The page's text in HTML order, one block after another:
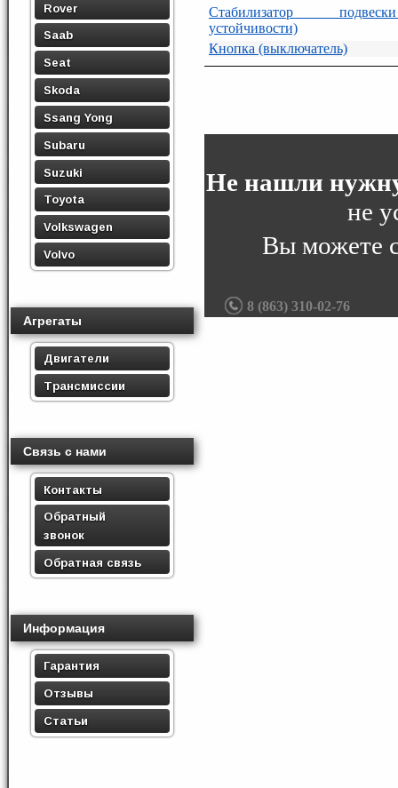
Rover
Saab
Seat
Skoda
Ssang Yong
Subaru
Suzuki
Toyota
Volkswagen
Volvo
Агрегаты
Двигатели
Трансмиссии
Связь с нами
Контакты
Обратный
звонок
Обратная связь
Информация
Гарантия
Отзывы
Статьи
Стабилизатор
устойчивости)
Кнопка (выключатель)
Не нашли
не
Вы можете
8 (863) 310-02-76